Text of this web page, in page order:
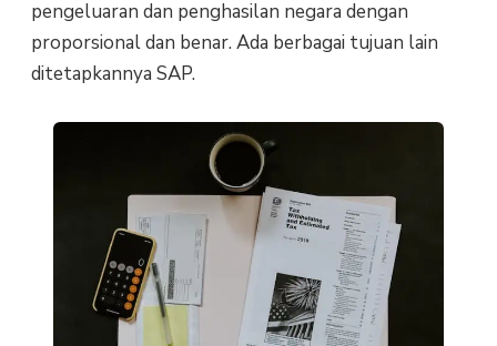
pengeluaran dan penghasilan negara dengan
proporsional dan benar. Ada berbagai tujuan lain
ditetapkannya SAP.